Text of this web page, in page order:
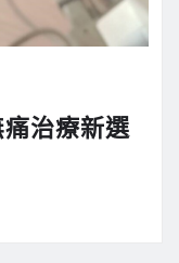
治療新選